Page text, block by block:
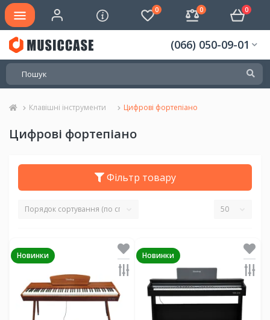
0 0 0
(066) 050-09-01
Клавішні інструменти Цифрові фортепіано
Цифрові фортепіано
Фільтр товару
Новинки Новинки